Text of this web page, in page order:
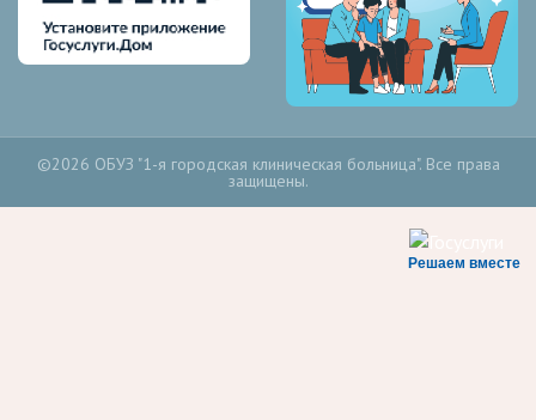
©2026 ОБУЗ "1-я городская клиническая больница". Все права
защищены.
Решаем вместе